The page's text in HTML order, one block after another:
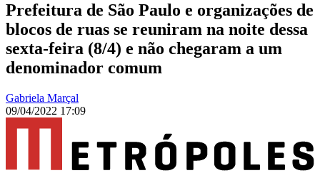
Prefeitura de São Paulo e organizações de
blocos de ruas se reuniram na noite dessa
sexta-feira (8/4) e não chegaram a um
denominador comum
Gabriela Marçal
09/04/2022 17:09